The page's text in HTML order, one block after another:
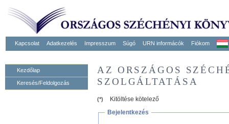
Kapcsolat Adatkezelés Impresszum Súgó URN informácók Fiókom
Kezdőlap
Keresés/Feldolgozás
AZ ORSZÁGOS
SZOLGÁLTATÁSA
(*)
Kitöltése kötelező
Bejelentkezés